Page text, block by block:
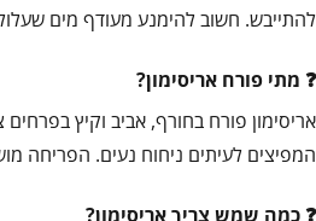
להתייבש. חשוב להימנע מעודף מים
מתי פורח אריסימון?
אריסימון פורח בחורף, אביב וקיץ בפרחים
המפיצים לעיתים ניחוח נעים. הפריחה
כמה שמש צריך אריסימון?